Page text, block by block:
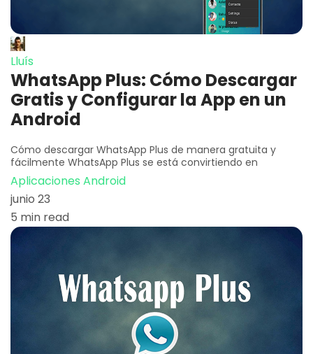
Lluís
WhatsApp Plus: Cómo Descargar
Gratis y Configurar la App en un
Android
Cómo descargar WhatsApp Plus de manera gratuita y
fácilmente WhatsApp Plus se está convirtiendo en
Aplicaciones Android
junio 23
5 min read